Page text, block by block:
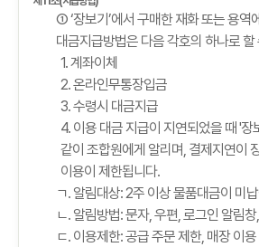
① ‘장보기’에서 구매한 재화 또는 용역
대금지급방법은 다음 각호의 하나로 할
1. 계좌이체
2. 온라인무통장입금
3. 수령시 대금지급
4. 이용 대금 지급이 지연되었을 때 '장
같이 조합원에게 알리며, 결제지연이
이용이 제한됩니다.
ㄱ. 알림대상: 2주 이상 물품대금이 미
ㄴ. 알림방법: 문자, 우편, 로그인 알림창
ㄷ. 이용제한: 공급 주문 제한, 매장 이